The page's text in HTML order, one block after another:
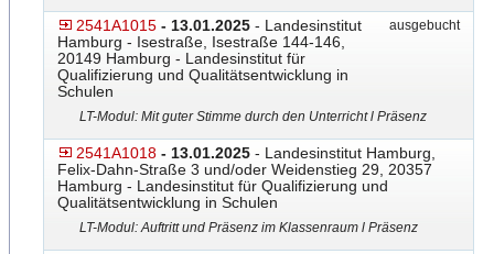
2541A1015 - 13.01.2025 - Landesinstitut
Hamburg - Isestraße, Isestraße 144-146,
20149 Hamburg - Landesinstitut für
Qualifizierung und Qualitätsentwicklung in
Schulen
ausgebucht
LT-Modul: Mit guter Stimme durch den Unterricht l Präsenz
2541A1018 - 13.01.2025 - Landesinstitut Hamburg,
Felix-Dahn-Straße 3 und/oder Weidenstieg 29, 20357
Hamburg - Landesinstitut für Qualifizierung und
Qualitätsentwicklung in Schulen
LT-Modul: Auftritt und Präsenz im Klassenraum l Präsenz